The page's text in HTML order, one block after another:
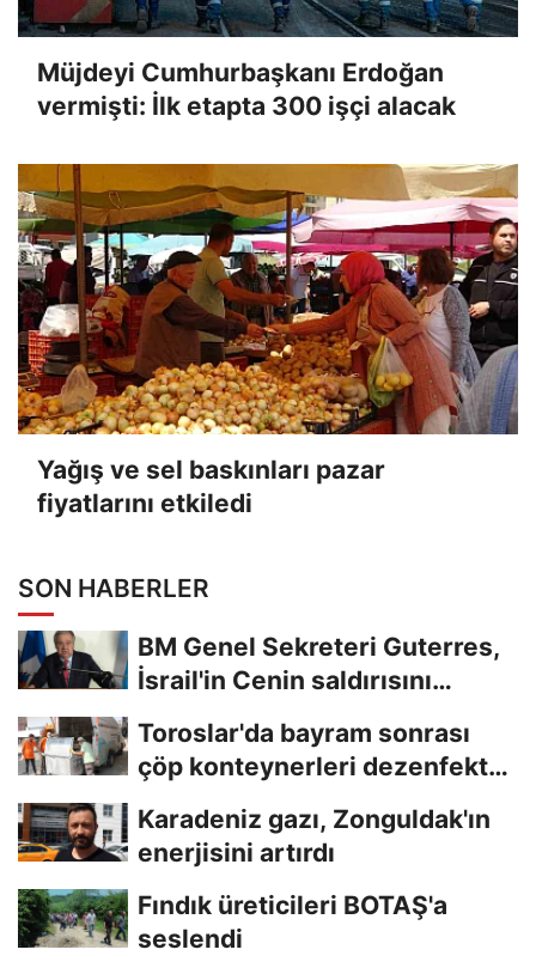
Müjdeyi Cumhurbaşkanı Erdoğan
vermişti: İlk etapta 300 işçi alacak
Yağış ve sel baskınları pazar
fiyatlarını etkiledi
SON HABERLER
BM Genel Sekreteri Guterres,
İsrail'in Cenin saldırısını
Toroslar'da bayram sonrası
çöp konteynerleri dezenfekte
Karadeniz gazı, Zonguldak'ın
enerjisini artırdı
Fındık üreticileri BOTAŞ'a
seslendi